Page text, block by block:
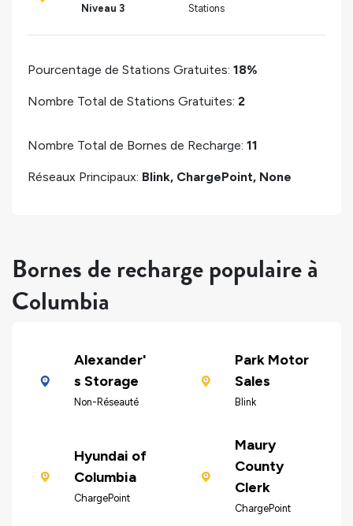
Niveau 3
Stations
Pourcentage de Stations Gratuites: 18%
Nombre Total de Stations Gratuites: 2
Nombre Total de Bornes de Recharge: 11
Réseaux Principaux: Blink, ChargePoint, None
Bornes de recharge populaire à
Columbia
Alexander'
s Storage
Non-Réseauté
Park Motor
Sales
Blink
Hyundai of
Columbia
ChargePoint
Maury
County
Clerk
ChargePoint